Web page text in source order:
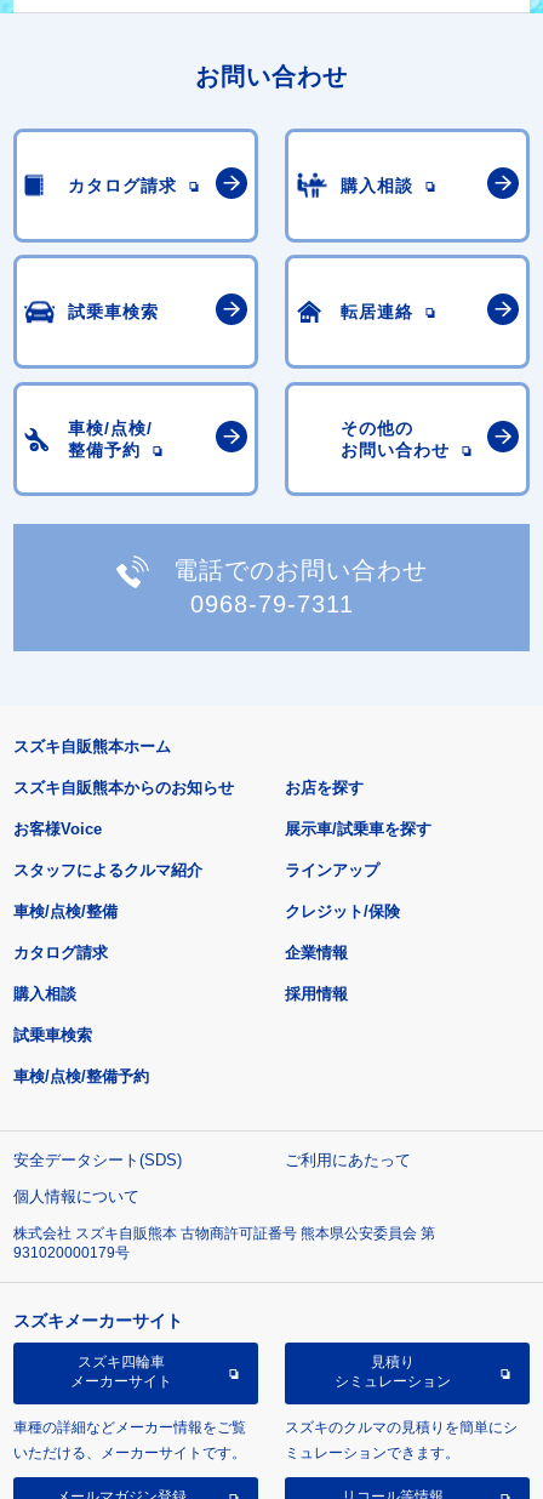
お問い合わせ
カタログ請求 購入相談
試乗車検索 転居連絡
車検/点検/
整備予約
その他の
お問い合わせ
電話でのお問い合わせ
0968-79-7311
スズキ自販熊本ホーム
スズキ自販熊本からのお知らせ
お客様Voice
スタッフによるクルマ紹介
お店を探す
展示車/試乗車を探す
ラインアップ
車検/点検/整備 クレジット/保険
カタログ請求
購入相談
試乗車検索
車検/点検/整備予約
企業情報
採用情報
安全データシート(SDS)
ご利用にあたって
個人情報について
株式会社 スズキ自販熊本 古物商許可証番号 熊本県公安委員会 第
931020000179号
スズキメーカーサイト
スズキ四輪車
メーカーサイト
車種の詳細などメーカー情報をご覧
いただける、メーカーサイトです。
見積り
シミュレーション
スズキのクルマの見積りを簡単にシ
ミュレーションできます。